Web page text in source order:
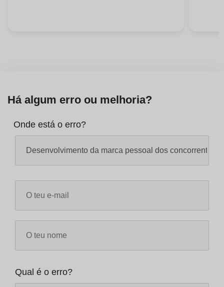
Há algum erro ou melhoria?
Onde está o erro?
Qual é o erro?